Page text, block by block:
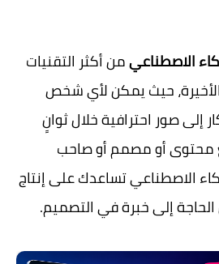
الاصطناعيمن أكثر التقنيات
الأخيرة، حيث يمكن لأي شخص
إلى صور احترافية خلال ثوانٍ
أو مصمم أو صاحب
الاصطناعي تساعدك على إنتاج
إلى خبرة في التصميم.